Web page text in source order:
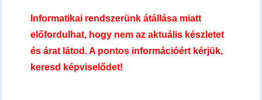
Informatikai rendszerünk átállása miatt
előfordulhat, hogy nem az aktuális készletet
és árat látod. A pontos információért kérjük,
keresd képviselődet!